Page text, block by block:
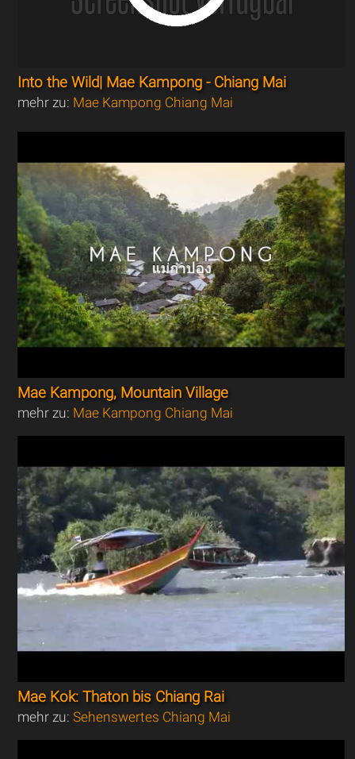
Into the Wild| Mae Kampong - Chiang Mai
mehr zu: Mae Kampong Chiang Mai
Mae Kampong, Mountain Village
mehr zu: Mae Kampong Chiang Mai
Mae Kok: Thaton bis Chiang Rai
mehr zu:Sehenswertes Chiang Mai